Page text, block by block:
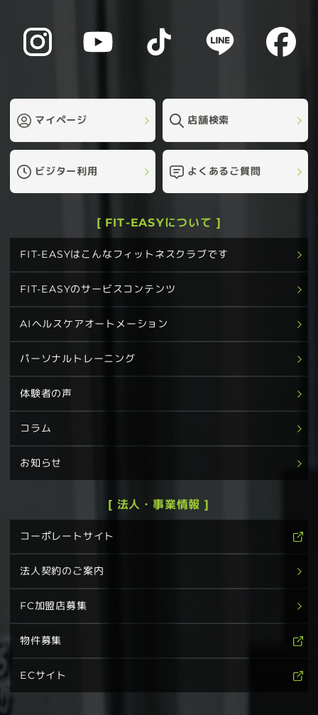
マイページ 店舗検索
ビジター利用 よくあるご質問
[ FIT-EASYについて ]
FIT-EASYはこんなフィットネスクラブです
FIT-EASYのサービスコンテンツ
AIヘルスケアオートメーション
パーソナルトレーニング
体験者の声
コラム
お知らせ
[ 法人・事業情報 ]
コーポレートサイト
法人契約のご案内
FC加盟店募集
物件募集
ECサイト